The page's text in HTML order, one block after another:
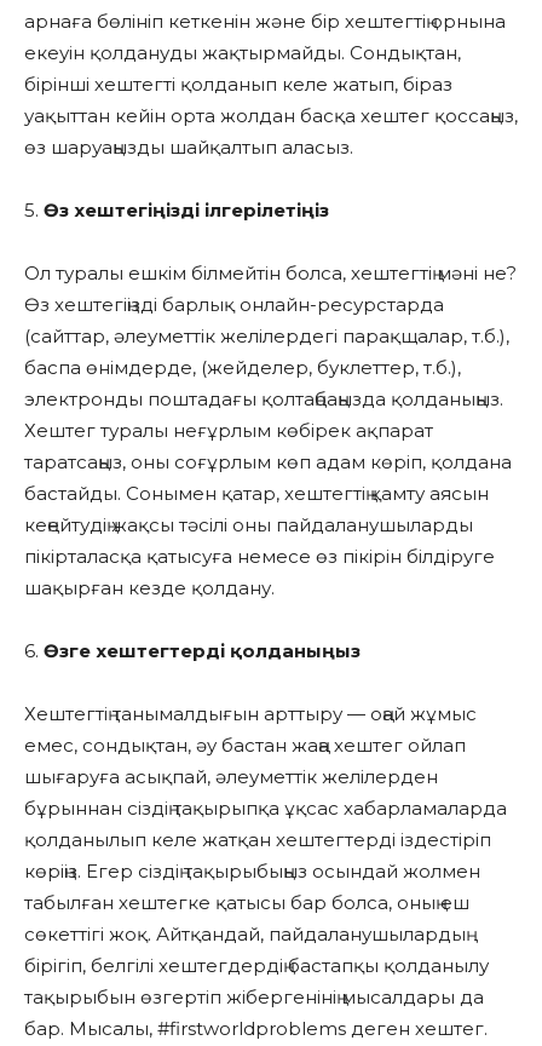
арнаға бөлініп кеткенін және бір хештегтің орнына
екеуін қолдануды жақтырмайды. Сондықтан,
бірінші хештегті қолданып келе жатып, біраз
уақыттан кейін орта жолдан басқа хештег қоссаңыз,
өз шаруаңызды шайқалтып аласыз.
5. Өз хештегіңізді ілгерілетіңіз
Ол туралы ешкім білмейтін болса, хештегтің мәні не?
Өз хештегіңізді барлық онлайн-ресурстарда
(сайттар, әлеуметтік желілердегі парақщалар, т.б.),
баспа өнімдерде, (жейделер, буклеттер, т.б.),
электронды поштадағы қолтаңбаңызда қолданыңыз.
Хештег туралы неғұрлым көбірек ақпарат
таратсаңыз, оны соғұрлым көп адам көріп, қолдана
бастайды. Сонымен қатар, хештегтің қамту аясын
кеңейтудің жақсы тәсілі оны пайдаланушыларды
пікірталасқа қатысуға немесе өз пікірін білдіруге
шақырған кезде қолдану.
6. Өзге хештегтерді қолданыңыз
Хештегтің танымалдығын арттыру — оңай жұмыс
емес, сондықтан, әу бастан жаңа хештег ойлап
шығаруға асықпай, әлеуметтік желілерден
бұрыннан сіздің тақырыпқа ұқсас хабарламаларда
қолданылып келе жатқан хештегтерді іздестіріп
көріңіз. Егер сіздің тақырыбыңыз осындай жолмен
табылған хештегке қатысы бар болса, оның еш
сөкеттігі жоқ. Айтқандай, пайдаланушылардың
бірігіп, белгілі хештегдердің бастапқы қолданылу
тақырыбын өзгертіп жібергенінің мысалдары да
бар. Мысалы, #firstworldproblems деген хештег.